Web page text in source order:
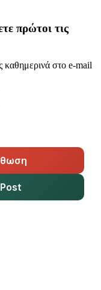
πρώτοι τις
καθημερινά στο e-mail